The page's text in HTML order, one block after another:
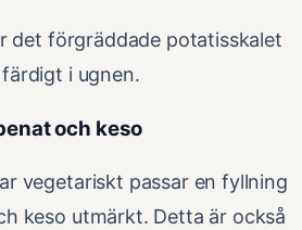
det förgräddade potatisskalet
i ugnen.
och keso
vegetariskt passar en fyllning
keso utmärkt. Detta är också